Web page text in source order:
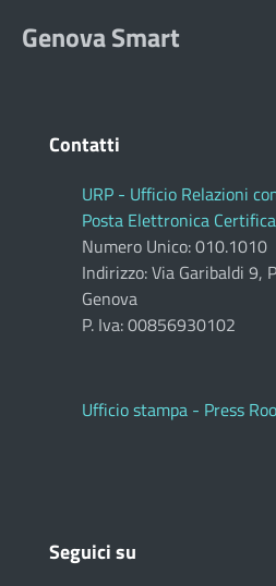
Genova Smart
Contatti
URP - Ufficio Relazioni
Posta Elettronica
Numero Unico: 010.1010
Indirizzo: Via Garibaldi 9,
Genova
P. Iva: 00856930102
Ufficio stampa - Press
Seguici su